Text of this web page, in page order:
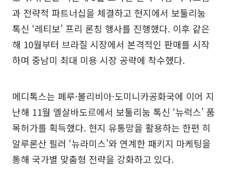
과 전략적 파트너십을 체결하고 현지에서 보툴리눔
톡신 ‘레티보’ 프리 론칭 행사를 진행했다. 이후 같은
해 10월부터 브라질 시장에서 본격적인 판매를 시작
하며 중남미 최대 미용 시장 공략에 착수했다.
메디톡스는 페루·볼리비아·도미니카공화국에 이어 지
난해 11월 엘살바도르에서 보툴리눔 톡신 ‘뉴럭스’ 품
목허가를 획득했다. 현지 유통망을 활용하는 한편 히
알루론산 필러 ‘뉴라미스’와 연계한 패키지 마케팅을
통해 국가별 맞춤형 전략을 강화하고 있다.